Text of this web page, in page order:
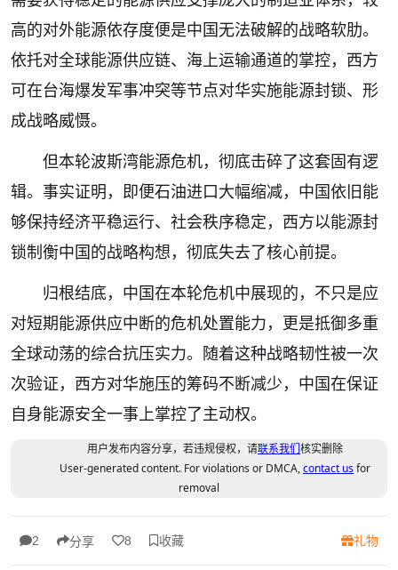
高的对外能源依存度便是中国无法破解的战略软肋。
依托对全球能源供应链、海上运输通道的掌控，西方
可在台海爆发军事冲突等节点对华实施能源封锁、形
成战略威慑。
但本轮波斯湾能源危机，彻底击碎了这套固有逻
辑。事实证明，即便石油进口大幅缩减，中国依旧能
够保持经济平稳运行、社会秩序稳定，西方以能源封
锁制衡中国的战略构想，彻底失去了核心前提。
归根结底，中国在本轮危机中展现的，不只是应
对短期能源供应中断的危机处置能力，更是抵御多重
全球动荡的综合抗压实力。随着这种战略韧性被一次
次验证，西方对华施压的筹码不断减少，中国在保证
自身能源安全一事上掌控了主动权。
用户发布内容分享，若违规侵权，请联系我们核实删除
User-generated content. For violations or DMCA,contact usfor
removal
2 分享 8 收藏 礼物